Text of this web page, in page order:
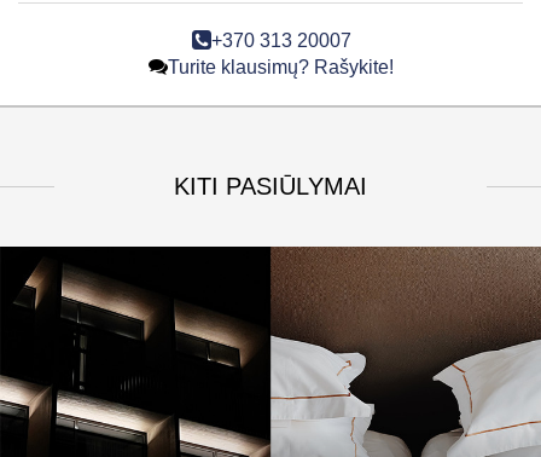
+370 313 20007
Turite klausimų? Rašykite!
KITI PASIŪLYMAI